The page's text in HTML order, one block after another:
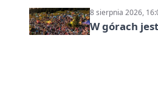
8 sierpnia 2026,
W górach